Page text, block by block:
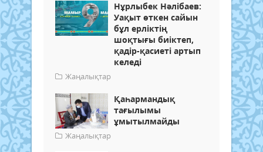
Нұрлыбек Нәлібаев:
Уақыт өткен сайын
бұл ерліктің
шоқтығы биіктеп,
қадір-қасиеті артып
келеді
Жаңалықтар
Қаһармандық
тағылымы
ұмытылмайды
Жаңалықтар